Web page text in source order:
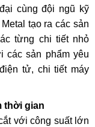
cùng đội ngũ kỹ
tạo ra các sản
từng chi tiết nhỏ
các sản phẩm yêu
tử, chi tiết máy
thời gian
với công suất lớn